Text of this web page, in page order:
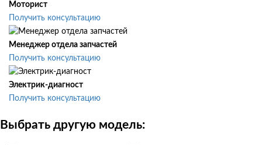
Моторист
Получить консультацию
Менеджер отдела запчастей
Получить консультацию
Электрик-диагност
Получить консультацию
Выбрать другую модель: